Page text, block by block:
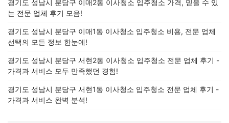
경기도 성남시 분당구 이매2동 이사청소 입주청소 가격, 믿을 수 있
는 전문 업체 후기 모음!
경기도 성남시 분당구 이매1동 이사청소 입주청소 비용, 전문 업체
선택의 모든 정보 한눈에!
경기도 성남시 분당구 서현2동 이사청소 입주청소 전문 업체 후기 -
가격과 서비스 모두 만족했던 경험!
경기도 성남시 분당구 서현1동 이사청소 입주청소 전문 업체 후기 -
가격과 서비스 완벽 분석!